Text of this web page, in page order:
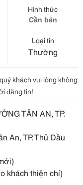
Hình thức
Cần bán
Loại tin
Thường
khách vui lòng không
đăng tin!
TÂN AN, TP.
An, TP. Thủ Dầu
khách thiện chí)